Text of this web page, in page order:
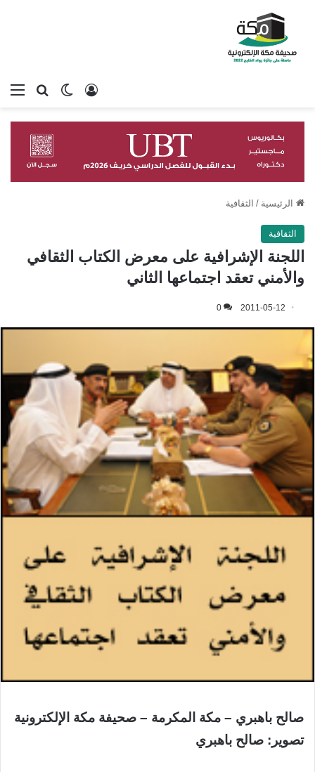
بحثالوضع
تسجيل الدخول
الرئيسية / الثقافية
الثقافية
اللجنة الإشرافية على معرض الكتاب الثقافي
والأمني تعقد اجتماعها الثاني
2011-05-12
0
صالح باهبري – مكة المكرمة – صحيفة مكة الإلكترونية
تصوير: صالح باهبري